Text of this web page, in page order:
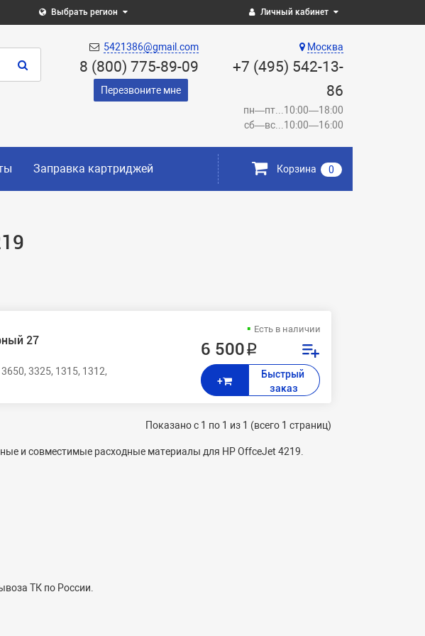
Выбрать регион Личный кабинет
Москва
+7 (495) 542-13-
86
пн—пт...10:00—18:00
сб—вс...10:00—16:00
5421386@gmail.com
8 (800) 775-89-09
Перезвоните мне
Заправка картриджей Корзина 0
27
3325, 1315, 1312, 1311, 1219, 1217, 1215, 1213, 1210, 5610, 5605, 4252, 4219, 4215,
Есть в наличии
6 500 ₽
+
Быстрый
заказ
Показано с 1 по 1 из 1 (всего 1 страниц)
и совместимые расходные материалы для HP OffceJet 4219.
ТК по России.